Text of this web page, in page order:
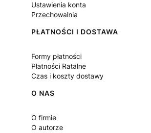
Ustawienia konta
Przechowalnia
PŁATNOŚCI I DOSTAWA
Formy płatności
Płatności Ratalne
Czas i koszty dostawy
O NAS
O firmie
O autorze